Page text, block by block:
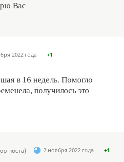
Вас
2022 года +1
в 16 недель. Помогло
получилось это
поста) 2 ноября 2022 года +1